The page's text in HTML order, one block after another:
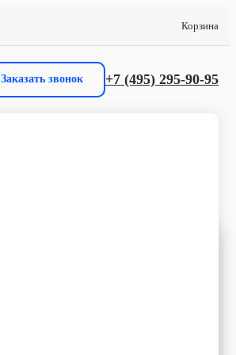
Корзина
Заказать звонок +7 (495) 295-90-95